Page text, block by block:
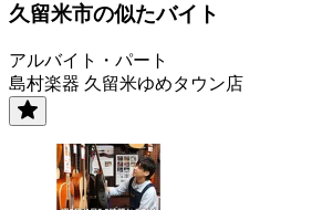
久留米市の似たバイト
アルバイト・パート
島村楽器 久留米ゆめタウン店